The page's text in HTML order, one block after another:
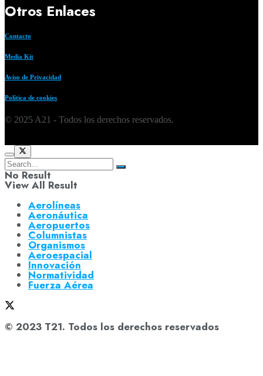
Otros Enlaces
Contacto
Media Kit
Aviso de Privacidad
Política de cookies
© 2025 A21 - Todos los derechos reservados.
No Result
View All Result
Aerolíneas
Aeronáutica
Aeropuertos
Columnistas
Organismos
Aeroespacial
Innovación
Normatividad
Fuerza Aérea
© 2023 T21. Todos los derechos reservados